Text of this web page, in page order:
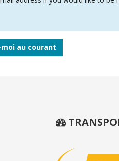
au courant